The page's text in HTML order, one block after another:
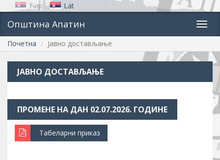
Ћир Lat
Општина Апатин
Почетна Јавно достављање
ЈАВНО ДОСТАВЉАЊЕ
ПРОМЕНЕ НА ДАН 02.07.2026. ГОДИНЕ
Табеларни приказ